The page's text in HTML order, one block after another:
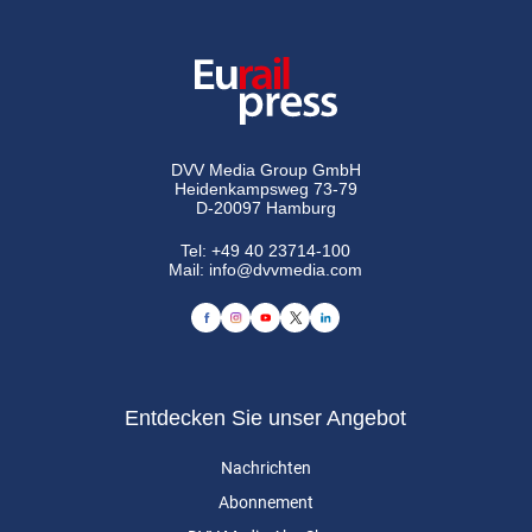
DVV Media Group GmbH
Heidenkampsweg 73-79
D-20097 Hamburg
Tel:+49 40 23714-100
Mail: info@dvvmedia.com
Entdecken Sie unser Angebot
Nachrichten
Abonnement